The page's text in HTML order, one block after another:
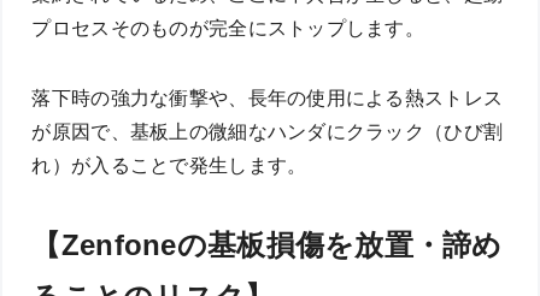
プロセスそのものが完全にストップします。
落下時の強力な衝撃や、長年の使用による熱ストレス
が原因で、基板上の微細なハンダにクラック（ひび割
れ）が入ることで発生します。
【Zenfoneの基板損傷を放置・諦め